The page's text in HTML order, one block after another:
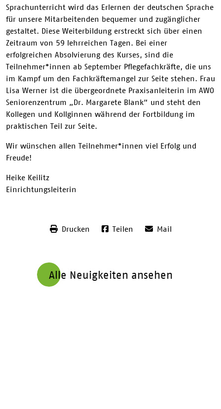
Sprachunterricht wird das Erlernen der deutschen Sprache
für unsere Mitarbeitenden bequemer und zugänglicher
gestaltet. Diese Weiterbildung erstreckt sich über einen
Zeitraum von 59 lehrreichen Tagen. Bei einer
erfolgreichen Absolvierung des Kurses, sind die
Teilnehmer*innen ab September Pflegefachkräfte, die uns
im Kampf um den Fachkräftemangel zur Seite stehen. Frau
Lisa Werner ist die übergeordnete Praxisanleiterin im AWO
Seniorenzentrum „Dr. Margarete Blank“ und steht den
Kollegen und Kollginnen während der Fortbildung im
praktischen Teil zur Seite.
Wir wünschen allen Teilnehmer*innen viel Erfolg und
Freude!
Heike Keilitz
Einrichtungsleiterin
Drucken Teilen Mail
Alle Neuigkeiten ansehen